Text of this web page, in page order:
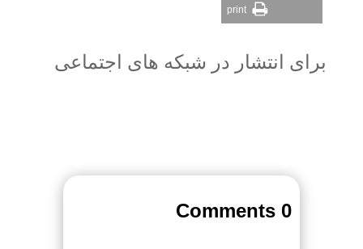
print
برای انتشار در شبکه های اجتماعی
0 Comments